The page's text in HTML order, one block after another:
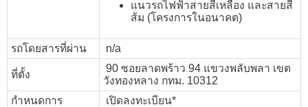
แนวรถไฟฟ้าสายสีเหลือง และสายสี
ส้ม (โครงการในอนาคต)
รถโดยสารที่ผ่าน n/a
ที่ตั้ง
90 ซอยลาดพร้าว 94 แขวงพลับพลา เขต
วังทองหลาง กทม. 10312
กำหนดการ
เปิดลงทะเบียน*